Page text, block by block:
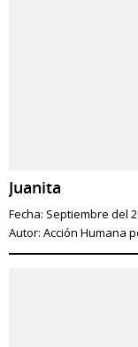
Juanita
Fecha: Septiembre del
Autor: Acción Humana